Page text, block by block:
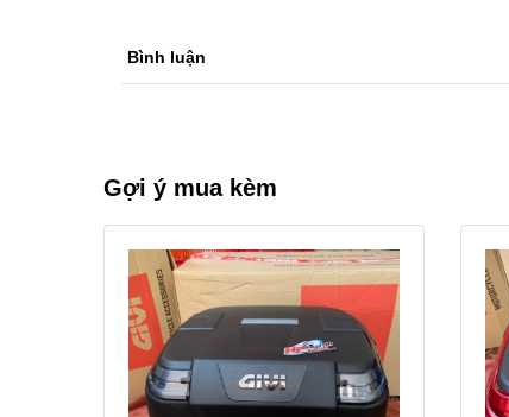
Bình luận
Gợi ý mua kèm